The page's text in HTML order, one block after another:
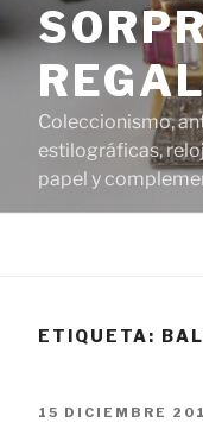
Coleccionismo,
estilográficas,
papel y
ETIQUETA:
PUBLICADO
15 DICIEMBRE